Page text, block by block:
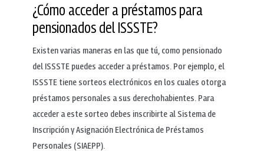
¿Cómo acceder a préstamos para
pensionados del ISSSTE?
Existen varias maneras en las que tú, como pensionado
del ISSSTE puedes acceder a préstamos. Por ejemplo, el
ISSSTE tiene sorteos electrónicos en los cuales otorga
préstamos personales a sus derechohabientes. Para
acceder a este sorteo debes inscribirte al Sistema de
Inscripción y Asignación Electrónica de Préstamos
Personales (SIAEPP).